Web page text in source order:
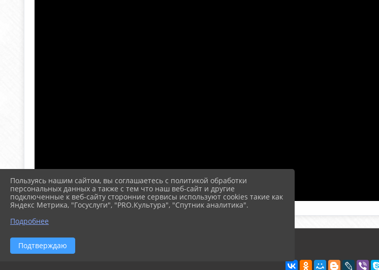
Пользуясь нашим сайтом, вы соглашаетесь с политикой обработки
персональных данных а также с тем что наш веб-сайт и другие
подключенные к веб-сайту сторонние сервисы используют cookies такие как
Яндекс Метрика, "Госуслуги", "PRO.Культура", "Спутник аналитика".
Подробнее
Подтверждаю